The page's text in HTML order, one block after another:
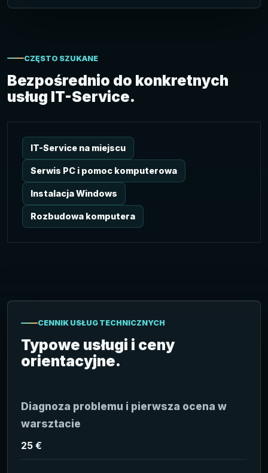
CZĘSTO SZUKANE
Bezpośrednio do konkretnych
usług IT-Service.
IT-Service na miejscu
Serwis PC i pomoc komputerowa
Instalacja Windows
Rozbudowa komputera
CENNIK USŁUG TECHNICZNYCH
Typowe usługi i ceny
orientacyjne.
Diagnoza problemu i pierwsza ocena w
warsztacie
25 €